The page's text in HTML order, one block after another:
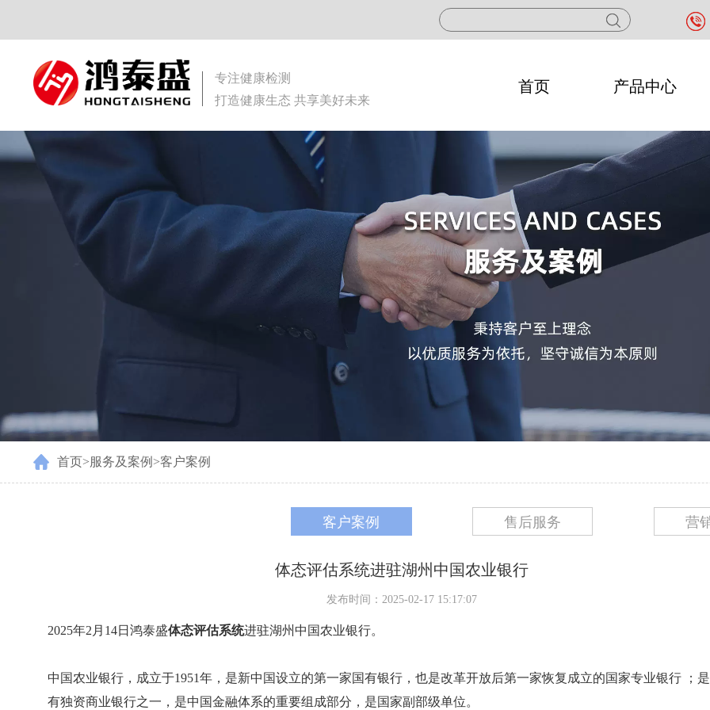
专注健康检测
打造健康生态 共享美好未来
首页 产品中心
首页>服务及案例 >客户案例
客户案例 售后服务 营
体态评估系统进驻湖州中国农业银行
发布时间：2025-02-17 15:17:07
2025年2月14日鸿泰盛体态评估系统进驻湖州中国农业银行。
中国农业银行，成立于1951年，是新中国设立的第一家国有银行，也是改革开放后第一家恢复成立的国家专业银行 ；
有独资商业银行之一，是中国金融体系的重要组成部分，是国家副部级单位。